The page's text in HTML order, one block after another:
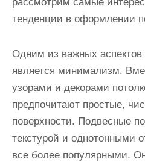
тенденции в оформлении
Одним из важных аспектов
является минимализм.
узорами и декорами
предпочитают простые,
поверхности. Подвесные
текстурой и однотонными
все более популярными.